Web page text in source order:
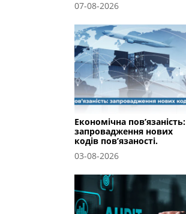
07-08-2026
Економічна пов’язаність:
запровадження нових
кодів пов’язаності.
03-08-2026